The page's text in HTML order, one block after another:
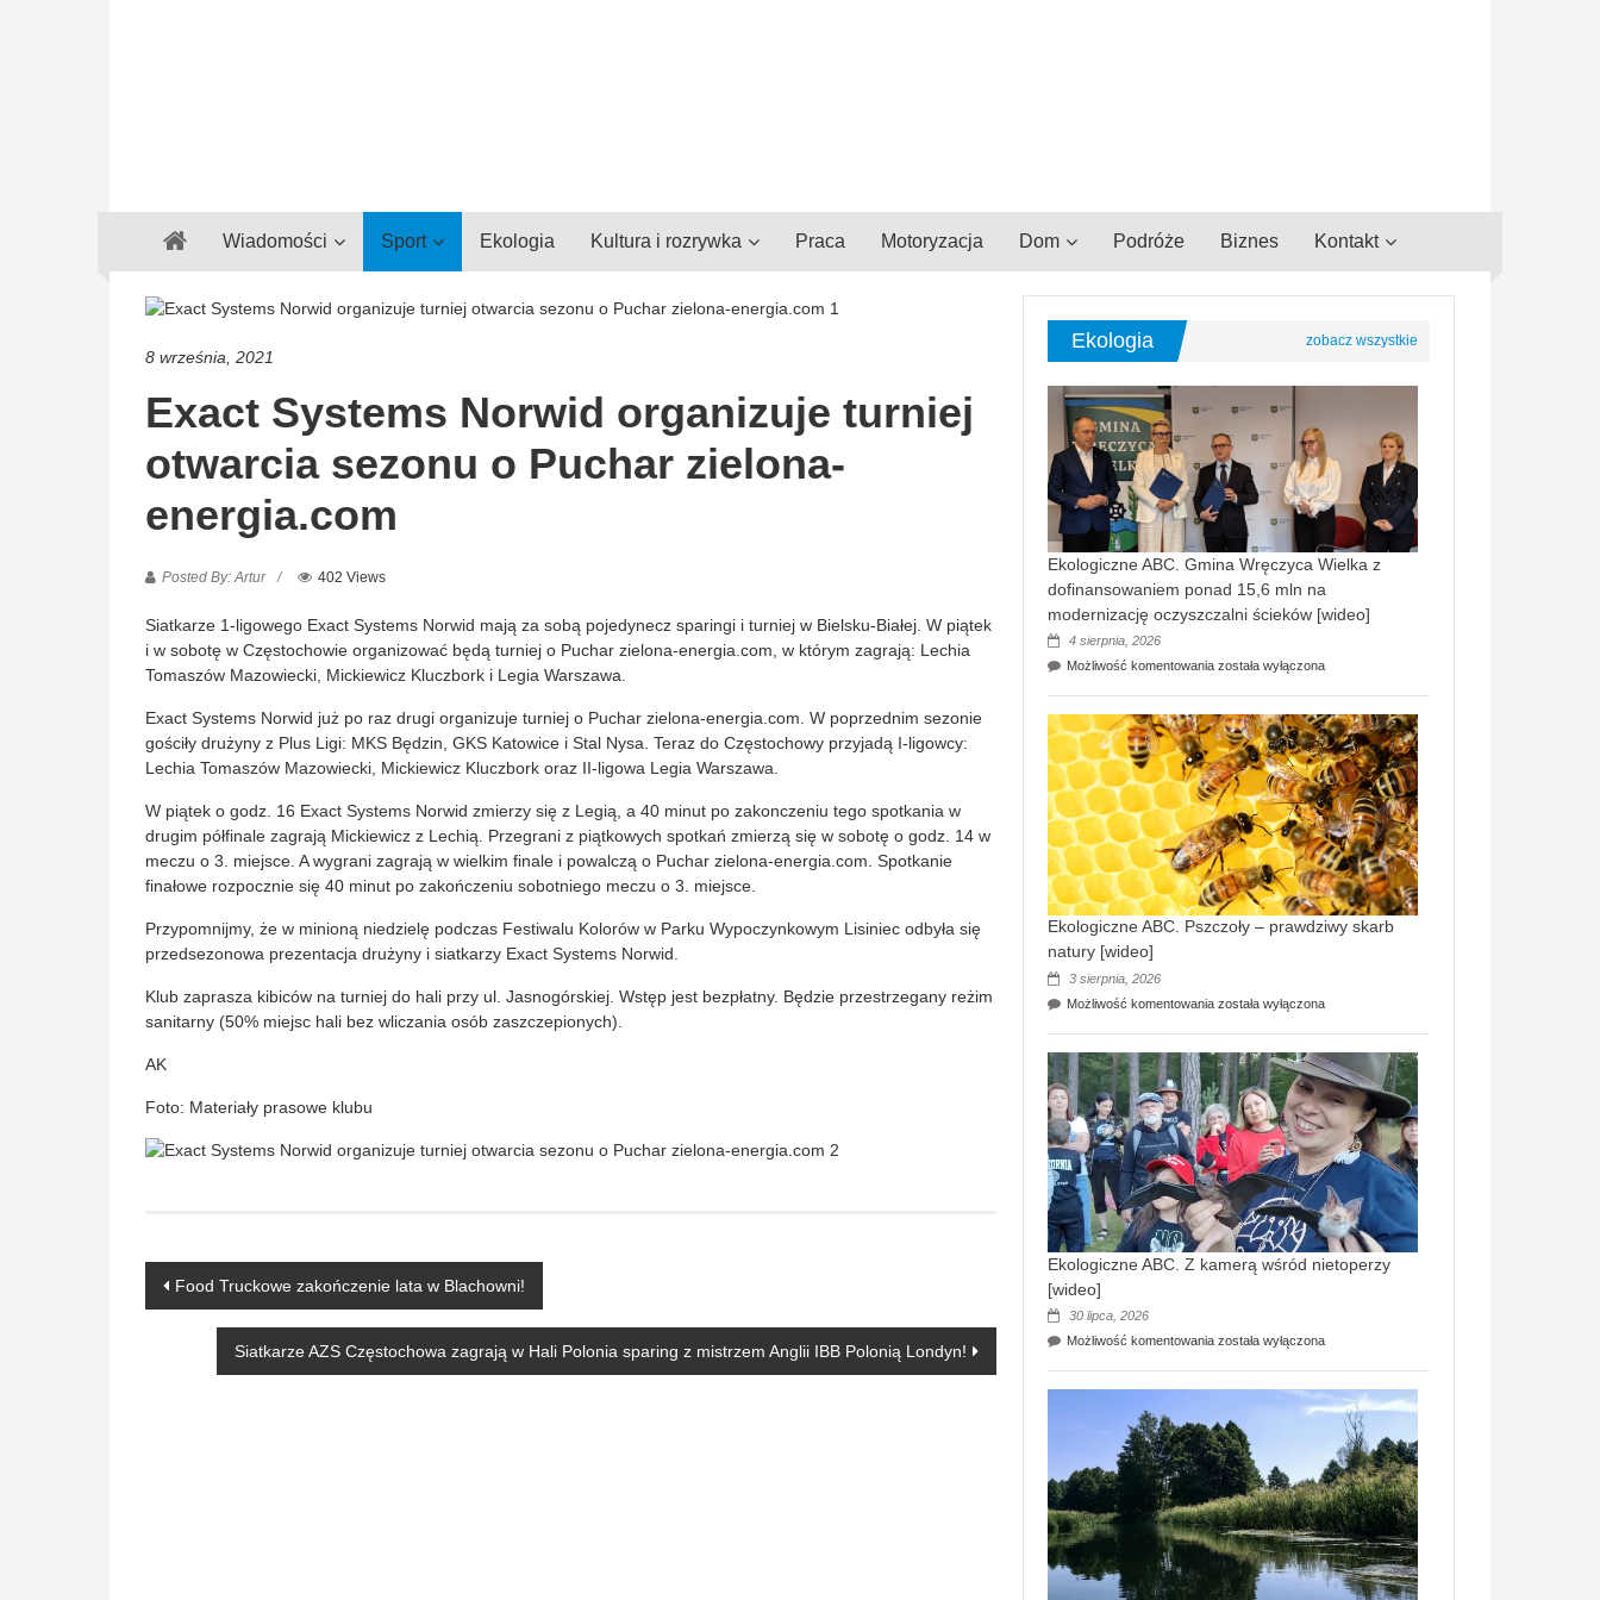
Gazeta
Regionalna
Częstochowa,
Lubliniec,
Wiadomości Sport Ekologia Kultura i rozrywka Praca Motoryzacja Dom Podróże Biznes Kontakt
8 września, 2021
Exact Systems Norwid organizuje turniej
otwarcia sezonu o Puchar zielona-
energia.com
Posted By: Artur 402 Views
Siatkarze 1-ligowego Exact Systems Norwid mają za sobą pojedynecz sparingi i turniej w Bielsku-Białej. W piątek
i w sobotę w Częstochowie organizować będą turniej o Puchar zielona-energia.com, w którym zagrają: Lechia
Tomaszów Mazowiecki, Mickiewicz Kluczbork i Legia Warszawa.
Exact Systems Norwid już po raz drugi organizuje turniej o Puchar zielona-energia.com. W poprzednim sezonie
gościły drużyny z Plus Ligi: MKS Będzin, GKS Katowice i Stal Nysa. Teraz do Częstochowy przyjadą I-ligowcy:
Lechia Tomaszów Mazowiecki, Mickiewicz Kluczbork oraz II-ligowa Legia Warszawa.
W piątek o godz. 16 Exact Systems Norwid zmierzy się z Legią, a 40 minut po zakonczeniu tego spotkania w
drugim półfinale zagrają Mickiewicz z Lechią. Przegrani z piątkowych spotkań zmierzą się w sobotę o godz. 14 w
meczu o 3. miejsce. A wygrani zagrają w wielkim finale i powalczą o Puchar zielona-energia.com. Spotkanie
finałowe rozpocznie się 40 minut po zakończeniu sobotniego meczu o 3. miejsce.
Przypomnijmy, że w minioną niedzielę podczas Festiwalu Kolorów w Parku Wypoczynkowym Lisiniec odbyła się
przedsezonowa prezentacja drużyny i siatkarzy Exact Systems Norwid.
Klub zaprasza kibiców na turniej do hali przy ul. Jasnogórskiej. Wstęp jest bezpłatny. Będzie przestrzegany reżim
sanitarny (50% miejsc hali bez wliczania osób zaszczepionych).
AK
Foto: Materiały prasowe klubu
Post
navigation
Food Truckowe zakończenie lata w Blachowni!
Siatkarze AZS Częstochowa zagrają w Hali Polonia sparing z mistrzem Anglii IBB Polonią Londyn!
Ekologia
Ekologiczne ABC. Gmina Wręczyca Wielka z
dofinansowaniem ponad 15,6 mln na
modernizację oczyszczalni ścieków [wideo]
4 sierpnia, 2026
Możliwość komentowania Ekologiczne
Wręczyca
Wielka
z
dofinansowaniem
ponad
15,6
mln
na
modernizację
oczyszczalni
ścieków
[wideo]
została wyłączona
Ekologiczne ABC. Pszczoły – prawdziwy skarb
natury [wideo]
3 sierpnia, 2026
Możliwość komentowania Ekologiczne
–
prawdziwy
skarb
natury
[wideo]
została wyłączona
Ekologiczne ABC. Z kamerą wśród nietoperzy
[wideo]
30 lipca, 2026
Możliwość komentowania Ekologiczne
nietoperzy
[wideo]
została wyłączona